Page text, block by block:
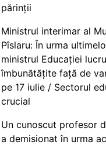
părinții
Ministrul interimar al
Pîslaru: În urma
ministrul Educației
îmbunătățite față de
pe 17 iulie / Sectorul
crucial
Un cunoscut profesor
a demisionat în urma